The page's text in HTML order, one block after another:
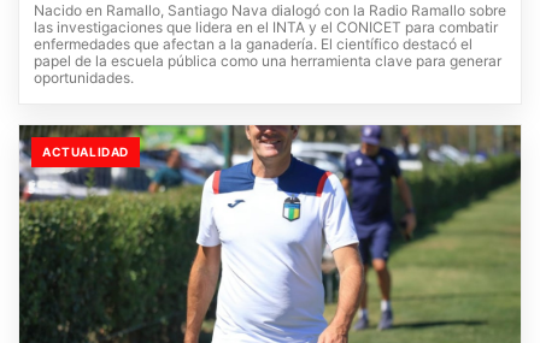
Nacido en Ramallo, Santiago Nava dialogó con la Radio Ramallo sobre
las investigaciones que lidera en el INTA y el CONICET para combatir
enfermedades que afectan a la ganadería. El científico destacó el
papel de la escuela pública como una herramienta clave para generar
oportunidades.
ACTUALIDAD